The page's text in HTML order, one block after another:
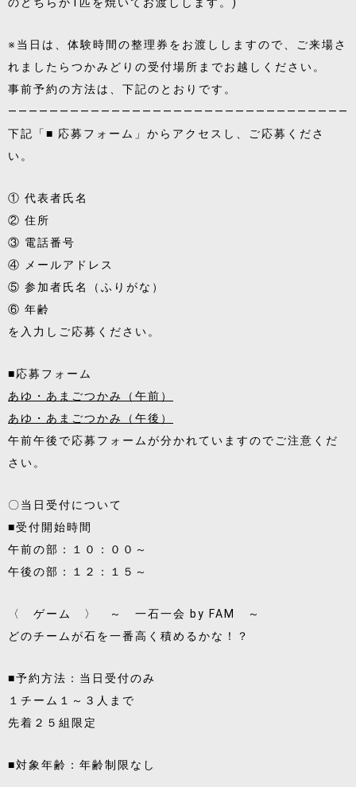
※当日は、体験時間の整理券をお渡ししますので、ご来場さ
れましたらつかみどりの受付場所までお越しください。
事前予約の方法は、下記のとおりです。
下記「■ 応募フォーム」からアクセスし、ご応募くださ
い。
① 代表者氏名
② 住所
③ 電話番号
④ メールアドレス
⑤ 参加者氏名（ふりがな）
⑥ 年齢
を入力しご応募ください。
■応募フォーム
あゆ・あまごつかみ（午前）
あゆ・あまごつかみ（午後）
午前午後で応募フォームが分かれていますのでご注意くだ
さい。
〇当日受付について
■受付開始時間
午前の部：１０：００～
午後の部：１２：１５～
〈 ゲーム 〉 ～ 一石一会 by FAM ～
どのチームが石を一番高く積めるかな！？
■予約方法：当日受付のみ
１チーム１～３人まで
先着２５組限定
■対象年齢：年齢制限なし